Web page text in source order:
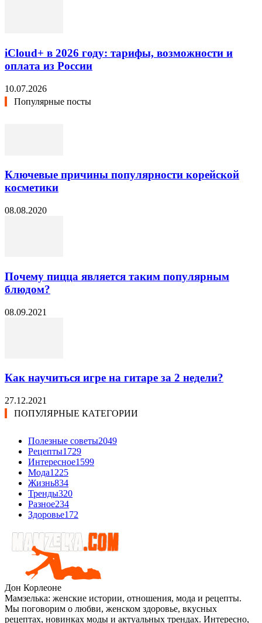
iCloud+ в 2026 году: тарифы, возможности и
оплата из России
10.07.2026
Популярные посты
Ключевые причины популярности корейской
косметики
08.08.2020
Почему пицца является таким популярным
блюдом?
08.09.2021
Как научиться игре на гитаре за 2 недели?
27.12.2021
ПОПУЛЯРНЫЕ КАТЕГОРИИ
Полезные советы2049
Рецепты1729
Интересное1599
Мода1225
Жизнь834
Тренды320
Разное234
Здоровье172
Дон Корлеоне
Мамзелька: женские истории, отношения, мода и рецепты.
Мы поговорим о любви, женском здоровье, вкусных
рецептах, новинках моды и актуальных трендах. Интересно,